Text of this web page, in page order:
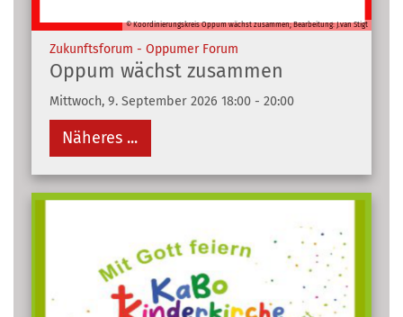
© Koordinierungskreis Oppum wächst zusammen; Bearbeitung: J.van Stigt
Zukunftsforum - Oppumer Forum
Oppum wächst zusammen
Mittwoch, 9. September 2026 18:00 - 20:00
Näheres ...